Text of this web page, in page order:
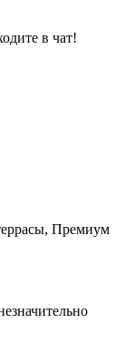
в чат!
Премиум